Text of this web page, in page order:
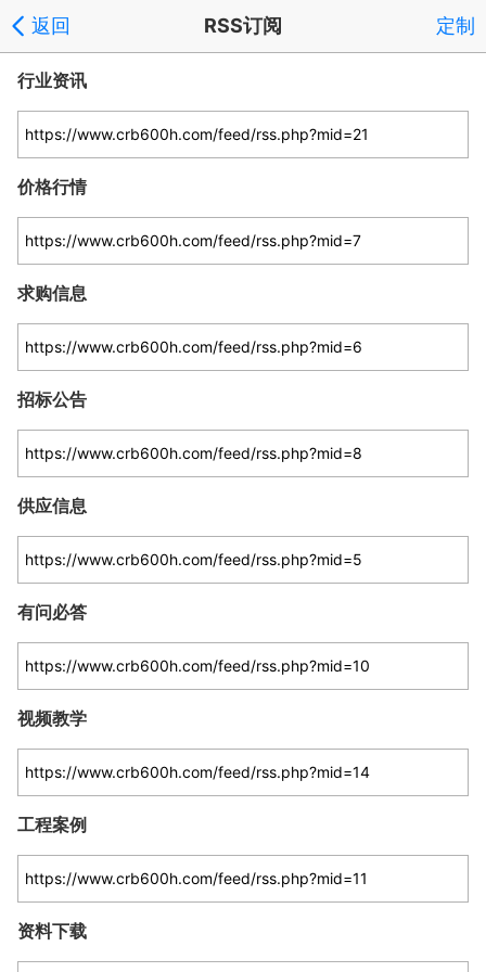
返回 RSS订阅 定制
行业资讯
价格行情
求购信息
招标公告
供应信息
有问必答
视频教学
工程案例
资料下载